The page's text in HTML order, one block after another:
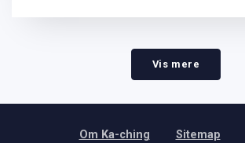
Vis mere
Om Ka-ching Sitemap